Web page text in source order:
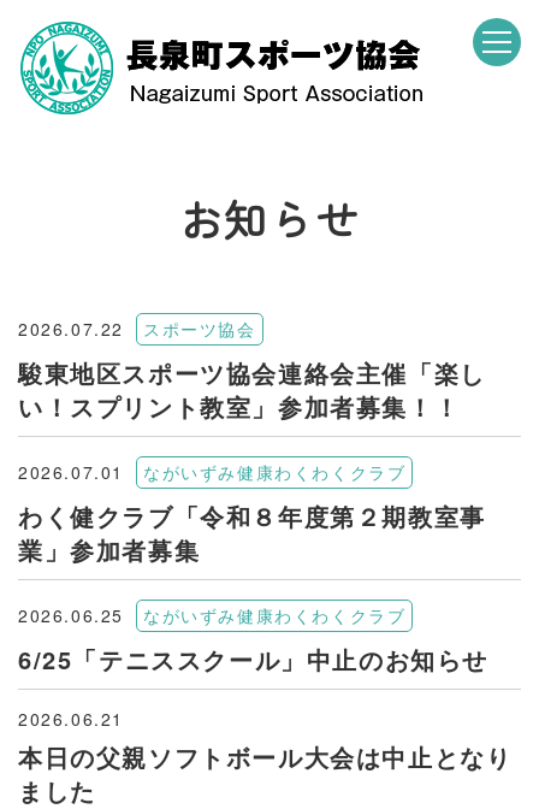
お知らせ
2026.07.22 スポーツ協会
駿東地区スポーツ協会連絡会主催「楽し
い！スプリント教室」参加者募集！！
2026.07.01 ながいずみ健康わくわくクラブ
わく健クラブ「令和８年度第２期教室事
業」参加者募集
2026.06.25 ながいずみ健康わくわくクラブ
6/25「テニススクール」中止のお知らせ
2026.06.21
本日の父親ソフトボール大会は中止となり
ました